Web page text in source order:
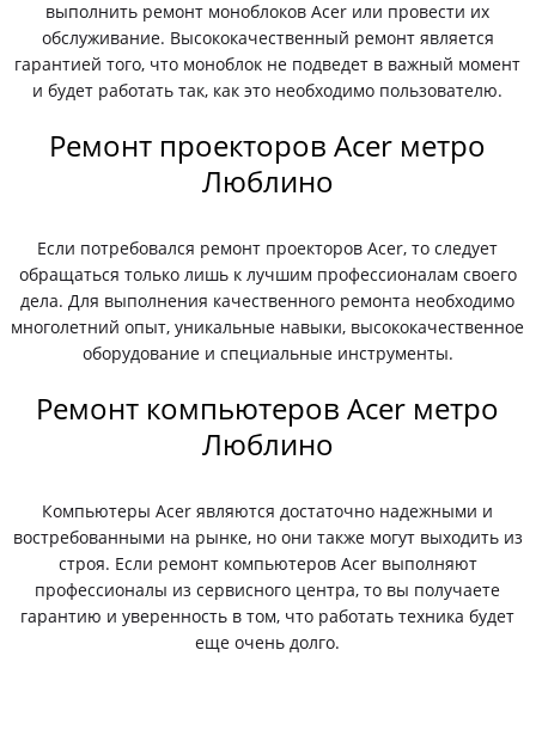
выполнить ремонт моноблоков Acer или провести их
обслуживание. Высококачественный ремонт является
гарантией того, что моноблок не подведет в важный момент
и будет работать так, как это необходимо пользователю.
Ремонт проекторов Acer метро
Люблино
Если потребовался ремонт проекторов Acer, то следует
обращаться только лишь к лучшим профессионалам своего
дела. Для выполнения качественного ремонта необходимо
многолетний опыт, уникальные навыки, высококачественное
оборудование и специальные инструменты.
Ремонт компьютеров Acer метро
Люблино
Компьютеры Acer являются достаточно надежными и
востребованными на рынке, но они также могут выходить из
строя. Если ремонт компьютеров Acer выполняют
профессионалы из сервисного центра, то вы получаете
гарантию и уверенность в том, что работать техника будет
еще очень долго.